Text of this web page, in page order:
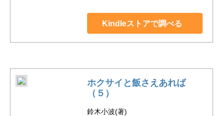
Kindleストアで調べる
ホクサイと飯さえあれば
（５）
鈴木小波(著)